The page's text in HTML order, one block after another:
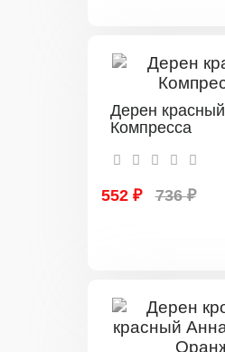
Дерен красный
Компресса
552 ₽ 736 ₽